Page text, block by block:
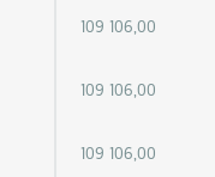
109 106,00
109 106,00
109 106,00